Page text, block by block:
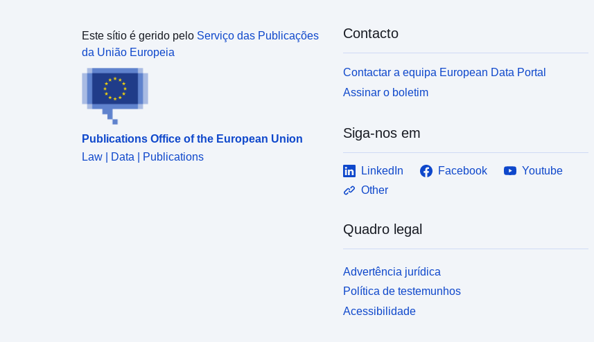
Este sítio é gerido pelo Serviço das Publicações
da União Europeia
Publications Office of the European Union
Law | Data | Publications
Contacto
Contactar a equipa European Data Portal
Assinar o boletim
Siga-nos em
LinkedIn Facebook
Youtube
Other
Quadro legal
Advertência jurídica
Política de testemunhos
Acessibilidade